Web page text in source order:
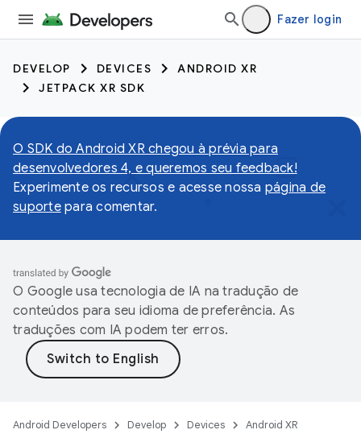
Fazer login
DEVELOP DEVICES
ANDROID XR
JETPACK XR SDK
O SDK do Android XR chegou à prévia para
desenvolvedores 4, e queremos seu feedback!
Experimente os recursos e acesse nossa página de
suportepara comentar.
O Google usa tecnologia de IA na tradução de
conteúdos para seu idioma de preferência. As
traduções com IA podem ter erros.
Android Developers Develop Devices
Android XR